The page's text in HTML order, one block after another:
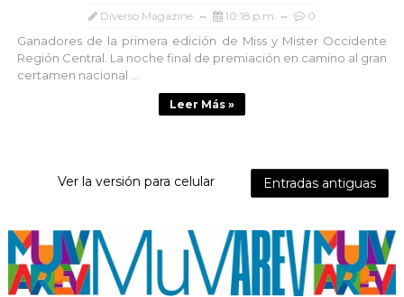
Diverso Magazine 10:18 p.m. 0
Ganadores de la primera edición de Miss y Mister Occidente
Región Central. La noche final de premiación en camino al gran
certamen nacional ...
Leer Más »
Entradas antiguas
Ver la versión para celular